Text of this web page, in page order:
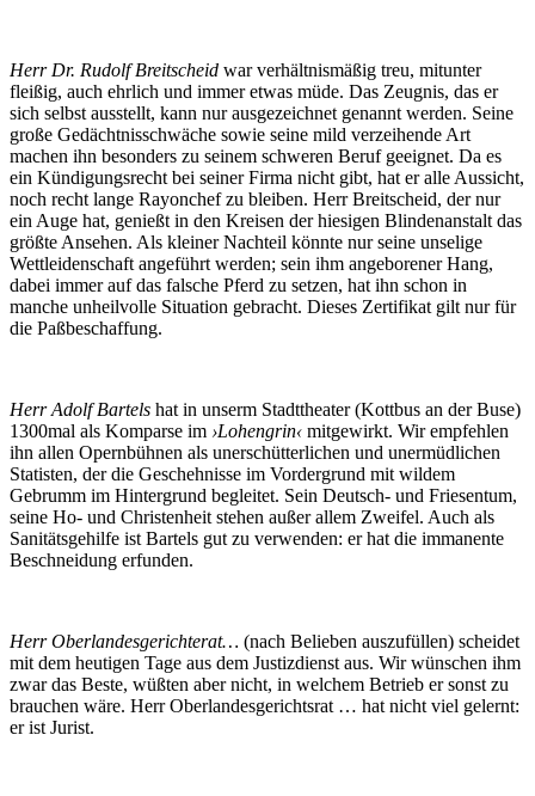
Herr Dr. Rudolf Breitscheid war verhältnismäßig treu, mitunter
fleißig, auch ehrlich und immer etwas müde. Das Zeugnis, das er
sich selbst ausstellt, kann nur ausgezeichnet genannt werden. Seine
große Gedächtnisschwäche sowie seine mild verzeihende Art
machen ihn besonders zu seinem schweren Beruf geeignet. Da es
ein Kündigungsrecht bei seiner Firma nicht gibt, hat er alle Aussicht,
noch recht lange Rayonchef zu bleiben. Herr Breitscheid, der nur
ein Auge hat, genießt in den Kreisen der hiesigen Blindenanstalt das
größte Ansehen. Als kleiner Nachteil könnte nur seine unselige
Wettleidenschaft angeführt werden; sein ihm angeborener Hang,
dabei immer auf das falsche Pferd zu setzen, hat ihn schon in
manche unheilvolle Situation gebracht. Dieses Zertifikat gilt nur für
die Paßbeschaffung.
Herr Adolf Bartels hat in unserm Stadttheater (Kottbus an der Buse)
1300mal als Komparse im ›Lohengrin‹ mitgewirkt. Wir empfehlen
ihn allen Opernbühnen als unerschütterlichen und unermüdlichen
Statisten, der die Geschehnisse im Vordergrund mit wildem
Gebrumm im Hintergrund begleitet. Sein Deutsch- und Friesentum,
seine Ho- und Christenheit stehen außer allem Zweifel. Auch als
Sanitätsgehilfe ist Bartels gut zu verwenden: er hat die immanente
Beschneidung erfunden.
Herr Oberlandesgerichterat… (nach Belieben auszufüllen) scheidet
mit dem heutigen Tage aus dem Justizdienst aus. Wir wünschen ihm
zwar das Beste, wüßten aber nicht, in welchem Betrieb er sonst zu
brauchen wäre. Herr Oberlandesgerichtsrat … hat nicht viel gelernt:
er ist Jurist.